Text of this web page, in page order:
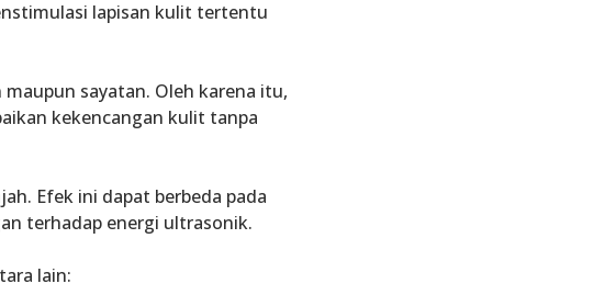
lapisan kulit tertentu
sayatan. Oleh karena itu,
kekencangan kulit tanpa
Efek ini dapat berbeda pada
terhadap energi ultrasonik.
lain: